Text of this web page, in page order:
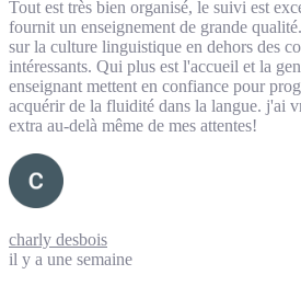
Tout est très bien organisé, le suivi est
fournit un enseignement de grande
sur la culture linguistique en dehors des
intéressants. Qui plus est l'accueil et la
enseignant mettent en confiance pour
acquérir de la fluidité dans la langue. j'ai
extra au-delà même de mes attentes!
charly desbois
il y a une semaine